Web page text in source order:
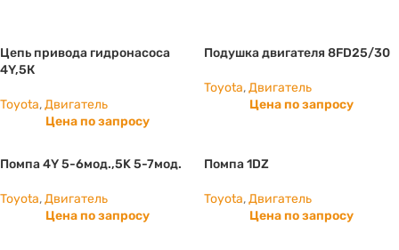
Цепь привода гидронасоса
4Y,5К
Toyota,Двигатель
Цена по запросу
Подушка двигателя 8FD25/30
Toyota,Двигатель
Цена по запросу
Помпа 4Y 5-6мод.,5K 5-7мод.
Toyota,Двигатель
Цена по запросу
Помпа 1DZ
Toyota,Двигатель
Цена по запросу